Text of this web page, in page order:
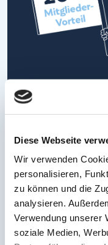
Diese Webseite
Wir verwenden
personalisieren,
zu können und die
analysieren.
Verwendung unserer
soziale Medien,
Starke
Lilien sparen bei
mehr erfahren oder
MEHR ERFAHREN